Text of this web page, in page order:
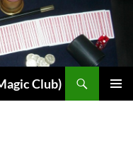
Club)